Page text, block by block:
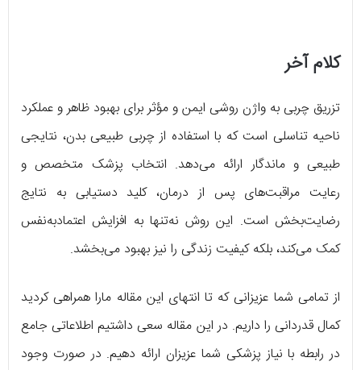
کلام آخر
تزریق چربی به واژن روشی ایمن و مؤثر برای بهبود ظاهر و عملکرد
ناحیه تناسلی است که با استفاده از چربی طبیعی بدن، نتایجی
طبیعی و ماندگار ارائه می‌دهد. انتخاب پزشک متخصص و
رعایت مراقبت‌های پس از درمان، کلید دستیابی به نتایج
رضایت‌بخش است. این روش نه‌تنها به افزایش اعتمادبه‌نفس
کمک می‌کند، بلکه کیفیت زندگی را نیز بهبود می‌بخشد.
از تمامی شما عزیزانی که تا انتهای این مقاله مارا همراهی کردید
کمال قدردانی را داریم. در این مقاله سعی داشتیم اطلاعاتی جامع
در رابطه با نیاز پزشکی شما عزیزان ارائه دهیم. در صورت وجود